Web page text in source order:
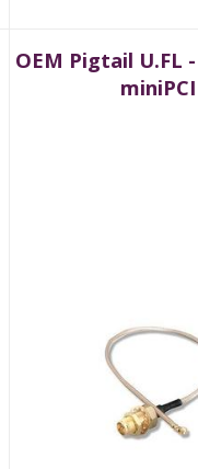
OEM Pigtail U.FL
miniPCI